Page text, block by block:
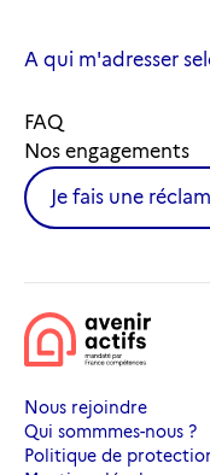
A qui m'adresser
FAQ
Nos engagements
Je fais une
Nous rejoindre
Qui sommmes-nous ?
Politique de